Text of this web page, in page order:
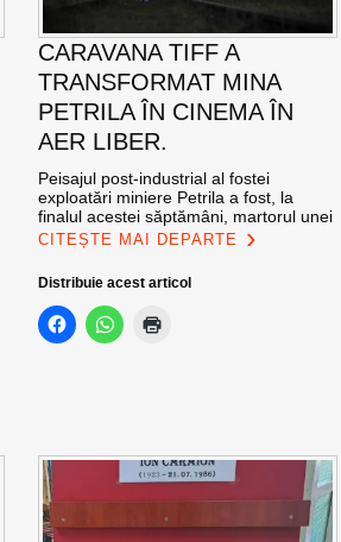
CARAVANA TIFF A
TRANSFORMAT MINA
PETRILA ÎN CINEMA ÎN
AER LIBER.
Peisajul post-industrial al fostei
exploatări miniere Petrila a fost, la
finalul acestei săptămâni, martorul unei
CITEȘTE MAI DEPARTE
Distribuie acest articol